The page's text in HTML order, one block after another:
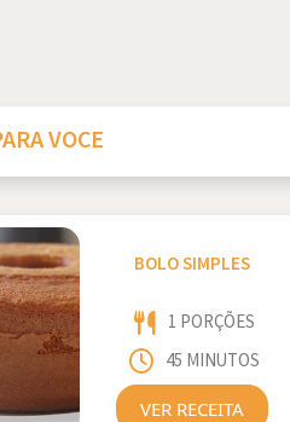
VOCE
BOLO SIMPLES
1 PORÇÕES
45 MINUTOS
VER RECEITA